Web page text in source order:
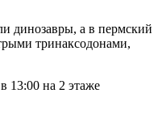
динозавры, а в пермский
тринаксодонами,
13:00 на 2 этаже